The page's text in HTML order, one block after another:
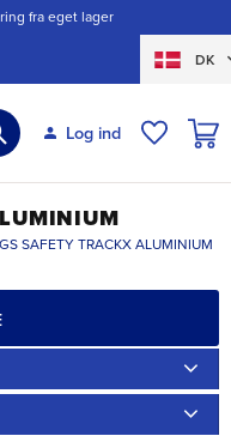
fra eget lager
DK
Log ind
SAFETY TRACKX ALUMINIUM